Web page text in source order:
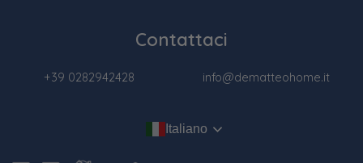
Contattaci
+39 0282942428 info@dematteohome.it
Italiano